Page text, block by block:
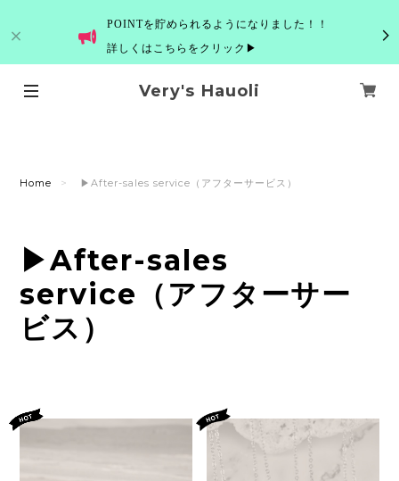
POINTを貯められるようになりました！！
詳しくはこちらをクリック▶
Very's Hauoli
Home ▶After-sales service（アフターサービス）
▶After-sales
service（アフターサー
ビス）